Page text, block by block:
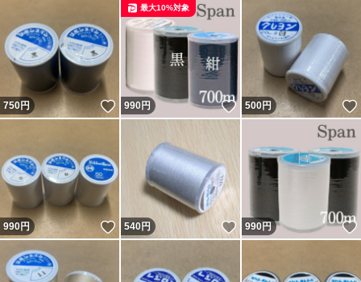
750円 いいね！
990円 いいね！
最大10%対象
500円
990円 いいね！
540円 いいね！
990円